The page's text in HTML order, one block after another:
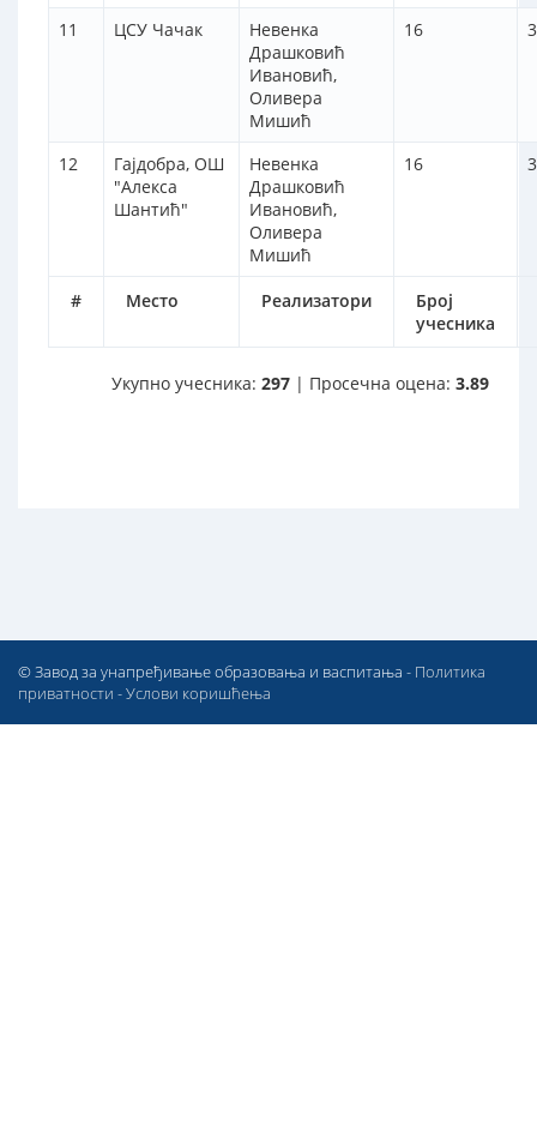
# Место Реализатори
Број
учесника
11 ЦСУ Чачак
Невенка
Драшковић
Ивановић,
Оливера
Мишић
16
12
Гајдобра, ОШ
"Алекса
Шантић"
Невенка
Драшковић
Ивановић,
Оливера
Мишић
16
Укупно учесника: 297 | Просечна оцена: 3.89
© Завод за унапређивање образовања и васпитања - Политика
приватности -Услови коришћења